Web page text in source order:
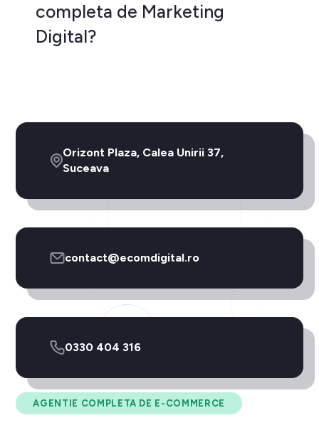
completa de Marketing
Digital?
AGENTIE COMPLETA DE E-COMMERCE
Orizont Plaza, Calea Unirii 37,
Suceava
contact@ecomdigital.ro
0330 404 316